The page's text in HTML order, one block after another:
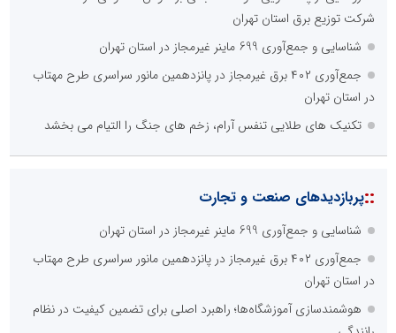
شرکت توزیع برق استان تهران
شناسایی و جمع‌آوری 699 ماینر غیرمجاز در استان تهران
جمع‌آوری ۴۰۲ برق غیرمجاز در پانزدهمین مانور سراسری طرح مهتاب
در استان تهران
تکنیک های طلایی تنفس آرام، زخم های جنگ را التیام می بخشد
::پربازدیدهای صنعت و تجارت
شناسایی و جمع‌آوری 699 ماینر غیرمجاز در استان تهران
جمع‌آوری ۴۰۲ برق غیرمجاز در پانزدهمین مانور سراسری طرح مهتاب
در استان تهران
هوشمندسازی آموزشگاه‌ها؛ راهبرد اصلی برای تضمین کیفیت در نظام